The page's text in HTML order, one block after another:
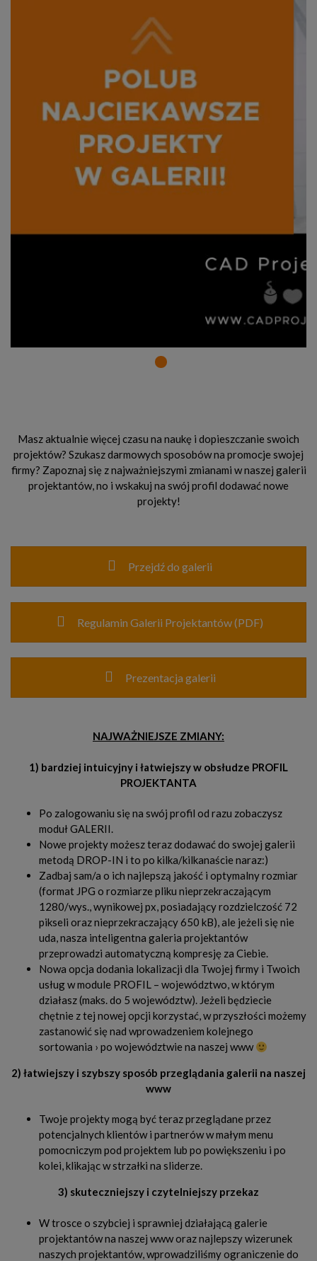
Masz aktualnie więcej czasu na naukę i dopieszczanie swoich
projektów? Szukasz darmowych sposobów na promocje swojej
firmy? Zapoznaj się z najważniejszymi zmianami w naszej galerii
projektantów, no i wskakuj na swój profil dodawać nowe
projekty!
Przejdź do galerii
Regulamin Galerii Projektantów (PDF)
Prezentacja galerii
NAJWAŻNIEJSZE ZMIANY:
1) bardziej intuicyjny i łatwiejszy w obsłudze PROFIL
PROJEKTANTA
Po zalogowaniu się na swój profil od razu zobaczysz
moduł GALERII.
Nowe projekty możesz teraz dodawać do swojej galerii
metodą DROP-IN i to po kilka/kilkanaście naraz:)
Zadbaj sam/a o ich najlepszą jakość i optymalny rozmiar
(format JPG o rozmiarze pliku nieprzekraczającym
1280/wys., wynikowej px, posiadający rozdzielczość 72
pikseli oraz nieprzekraczający 650 kB), ale jeżeli się nie
uda, nasza inteligentna galeria projektantów
przeprowadzi automatyczną kompresję za Ciebie.
Nowa opcja dodania lokalizacji dla Twojej firmy i Twoich
usług w module PROFIL – województwo, w którym
działasz (maks. do 5 województw). Jeżeli będziecie
chętnie z tej nowej opcji korzystać, w przyszłości możemy
zastanowić się nad wprowadzeniem kolejnego
sortowania › po województwie na naszej www
2) łatwiejszy i szybszy sposób przeglądania galerii na naszej
www
Twoje projekty mogą być teraz przeglądane przez
potencjalnych klientów i partnerów w małym menu
pomocniczym pod projektem lub po powiększeniu i po
kolei, klikając w strzałki na sliderze.
3) skuteczniejszy i czytelniejszy przekaz
W trosce o szybciej i sprawniej działającą galerie
projektantów na naszej www oraz najlepszy wizerunek
naszych projektantów, wprowadziliśmy ograniczenie do